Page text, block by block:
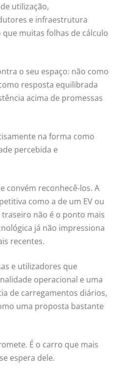
utilização,
e infraestrutura
muitas folhas de cálculo
o seu espaço: não como
resposta equilibrada
acima de promessas
na forma como
percebida e
convém reconhecê-los. A
como a de um EV ou
traseiro não é o ponto mais
já não impressiona
recentes.
e utilizadores que
operacional e uma
de carregamentos diários,
uma proposta bastante
É o carro que mais
espera dele.